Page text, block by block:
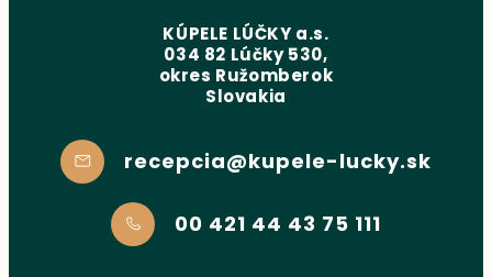
KÚPELE LÚČKY a.s.
034 82 Lúčky 530,
okres Ružomberok
Slovakia
recepcia@kupele-lucky.sk
00 421 44 43 75 111